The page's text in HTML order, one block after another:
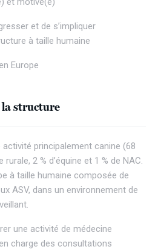
et de s’impliquer
à taille humaine
Europe
la structure
principalement canine (68
2 % d’équine et 1 % de NAC.
à taille humaine composée de
ASV, dans un environnement de
une activité de médecine
charge des consultations